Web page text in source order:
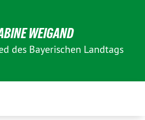
WEIGAND
des Bayerischen Landtags